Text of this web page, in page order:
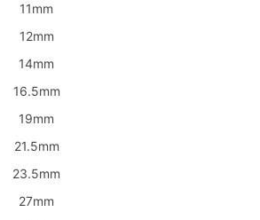
11mm
12mm
14mm
16.5mm
19mm
21.5mm
23.5mm
27mm